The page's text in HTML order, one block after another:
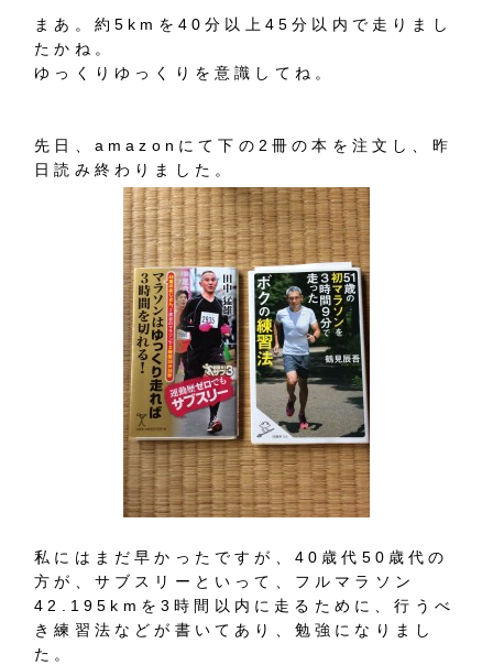
まあ。約5kmを40分以上45分以内で走りまし
たかね。
ゆっくりゆっくりを意識してね。
先日、amazonにて下の2冊の本を注文し、昨
日読み終わりました。
私にはまだ早かったですが、40歳代50歳代の
方が、サブスリーといって、フルマラソン
42.195kmを3時間以内に走るために、行うべ
き練習法などが書いてあり、勉強になりまし
た。